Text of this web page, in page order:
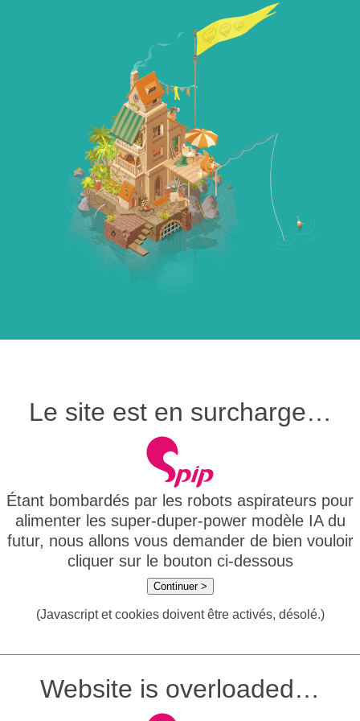
Le site est en surcharge…
Étant bombardés par les robots aspirateurs pour
alimenter les super-duper-power modèle IA du
futur, nous allons vous demander de bien vouloir
cliquer sur le bouton ci-dessous
Continuer >
(Javascript et cookies doivent être activés, désolé.)
Website is overloaded…